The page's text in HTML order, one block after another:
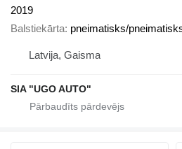
2019
Balstiekārta pneimatisks/
Latvija, Gaisma
SIA "UGO AUTO"